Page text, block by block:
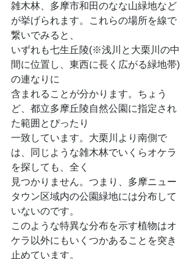
雑木林、多摩市和田のなな山緑地など
が挙げられます。これらの場所を線で
繋いでみると、
いずれも七生丘陵(※浅川と大栗川の中
間に位置し、東西に長く広がる緑地帯)
の連なりに
含まれることが分かります。ちょう
ど、都立多摩丘陵自然公園に指定され
た範囲とぴったり
一致しています。大栗川より南側で
は、同じような雑木林でいくらオケラ
を探しても、全く
見つかりません。つまり、多摩ニュー
タウン区域内の公園緑地には分布して
いないのです。
このような特異な分布を示す植物はオ
ケラ以外にもいくつかあることを突き
止めています。